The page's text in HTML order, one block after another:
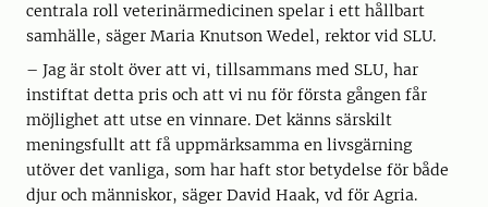
centrala roll veterinärmedicinen spelar i ett hållbart
samhälle, säger Maria Knutson Wedel, rektor vid SLU.
– Jag är stolt över att vi, tillsammans med SLU, har
instiftat detta pris och att vi nu för första gången får
möjlighet att utse en vinnare. Det känns särskilt
meningsfullt att få uppmärksamma en livsgärning
utöver det vanliga, som har haft stor betydelse för både
djur och människor, säger David Haak, vd för Agria.